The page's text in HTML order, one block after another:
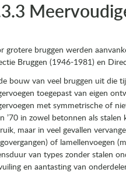
grotere bruggen werden
Bruggen (1946-1981) en
bouw van veel bruggen uit die
toegepast van eigen
met symmetrische of
’70 in zowel betonnen als stalen
maar in veel gevallen
of lamellenvoegen
van types zonder stalen
en aantasting van